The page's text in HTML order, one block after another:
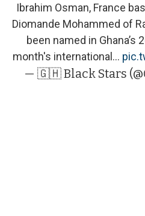
Ibrahim Osman, France
Diomande Mohammed of
been named in
month's international…
— 🇬🇭 Black Stars